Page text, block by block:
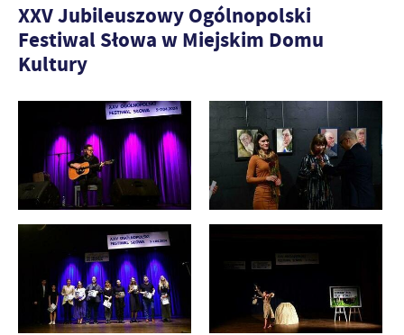
XXV Jubileuszowy Ogólnopolski
Festiwal Słowa w Miejskim Domu
Kultury